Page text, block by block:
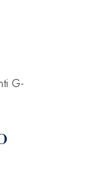
G-